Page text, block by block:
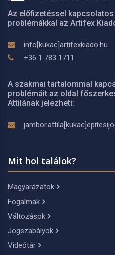
Az előfizetéssel
problémákkal az Artifex
info[kukac]artifexkiado.hu
+36 1 783 1711
A szakmai tartalommal
problémáit az oldal
Attilának jelezheti:
Mit hol találok?
Magyarázatok
Fogalmak
Változások
Jogszabályok
Videótár